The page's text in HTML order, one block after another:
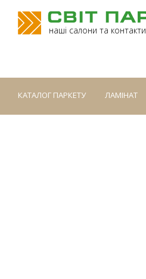
наші салони та контакти
КАТАЛОГ ПАРКЕТУ ЛАМІНАТ